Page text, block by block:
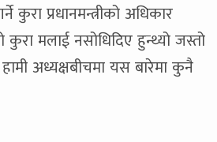
कुरा प्रधानमन्त्रीको अधिकार
कुरा मलाई नसोधिदिए हुन्थ्यो जस्तो
अध्यक्षबीचमा यस बारेमा कुनै